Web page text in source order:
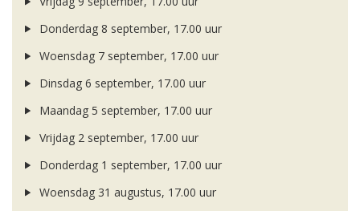
Donderdag 8 september, 17.00 uur
Woensdag 7 september, 17.00 uur
Dinsdag 6 september, 17.00 uur
Maandag 5 september, 17.00 uur
Vrijdag 2 september, 17.00 uur
Donderdag 1 september, 17.00 uur
Woensdag 31 augustus, 17.00 uur